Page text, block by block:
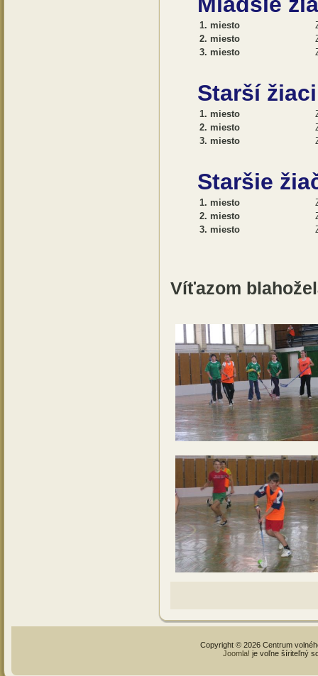
1. miesto
2. miesto
3. miesto
Starší žiaci
1. miesto
2. miesto
3. miesto
Staršie
1. miesto
2. miesto
3. miesto
Víťazom
Copyright © 2026 Centrum
Joomla! je voľne šíriteľný